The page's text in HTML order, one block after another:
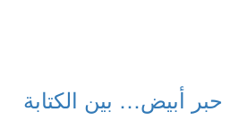
أبيض… بين الكتابة